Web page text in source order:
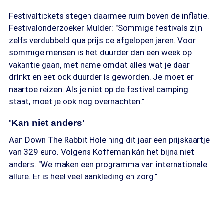
Festivaltickets stegen daarmee ruim boven de inflatie.
Festivalonderzoeker Mulder: "Sommige festivals zijn
zelfs verdubbeld qua prijs de afgelopen jaren. Voor
sommige mensen is het duurder dan een week op
vakantie gaan, met name omdat alles wat je daar
drinkt en eet ook duurder is geworden. Je moet er
naartoe reizen. Als je niet op de festival camping
staat, moet je ook nog overnachten."
'Kan niet anders'
Aan Down The Rabbit Hole hing dit jaar een prijskaartje
van 329 euro. Volgens Koffeman kán het bijna niet
anders. "We maken een programma van internationale
allure. Er is heel veel aankleding en zorg."